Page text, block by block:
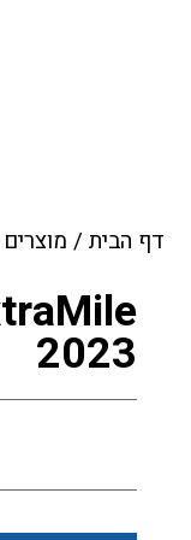
דף הבית / מוצרים
2023